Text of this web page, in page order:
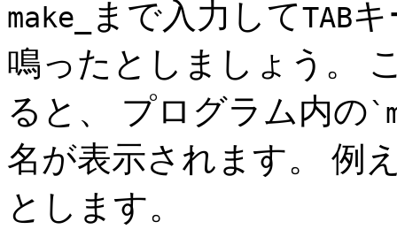
make_ まで入力してTAB
鳴ったとしましょう。
ると、 プログラム内の
名が表示されます。 例
とします。